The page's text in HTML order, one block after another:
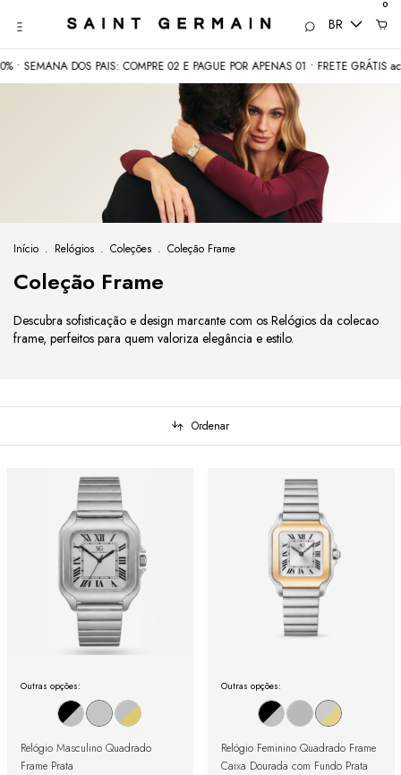
BR
0
DOS PAIS: COMPRE 02 E PAGUE POR APENAS 01 • FRETE GRÁTIS
Início . Relógios . Coleções . Coleção Frame
Coleção Frame
Descubra sofisticação e design marcante com os Relógios da colecao
frame, perfeitos para quem valoriza elegância e estilo.
Ordenar
Outras opções:
Relógio Masculino Quadrado
Frame Prata
Outras opções:
Relógio Feminino Quadrado Frame
Caixa Dourada com Fundo Prata